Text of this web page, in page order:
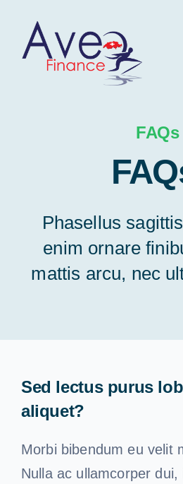
content
Fahrzeuge
Unsere
FAQs
Phasellus
enim ornare
mattis arcu, nec
Sed lectus purus
aliquet?
Morbi bibendum eu velit
Nulla ac ullamcorper dui,